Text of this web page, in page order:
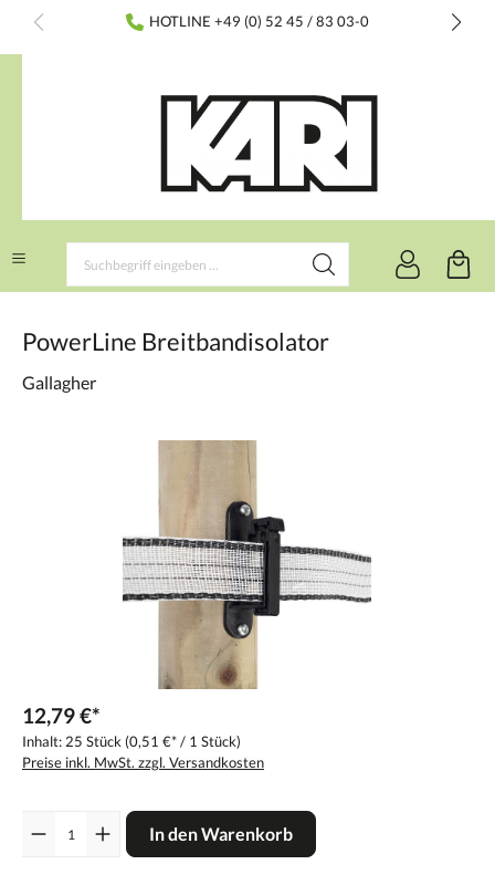
springen HOTLINE +49 (0) 52 45 / 83 03-0
PowerLine Breitbandisolator
Gallagher
12,79 €*
Inhalt: 25 Stück (0,51 €* / 1 Stück)
Preise inkl. MwSt. zzgl. Versandkosten
In den Warenkorb